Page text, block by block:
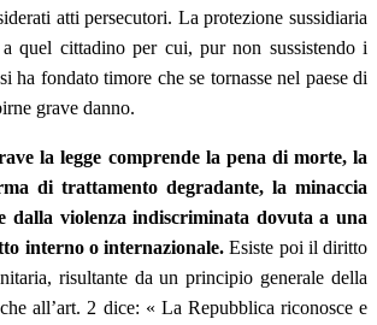
atti persecutori. La protezione sussidiaria
quel cittadino per cui, pur non sussistendo i
ha fondato timore che se tornasse nel paese di
grave danno.
la legge comprende la pena di morte, la
di trattamento degradante, la minaccia
dalla violenza indiscriminata dovuta a una
interno o internazionale. Esiste poi il diritto
risultante da un principio generale della
all’art. 2 dice: « La Repubblica riconosce e